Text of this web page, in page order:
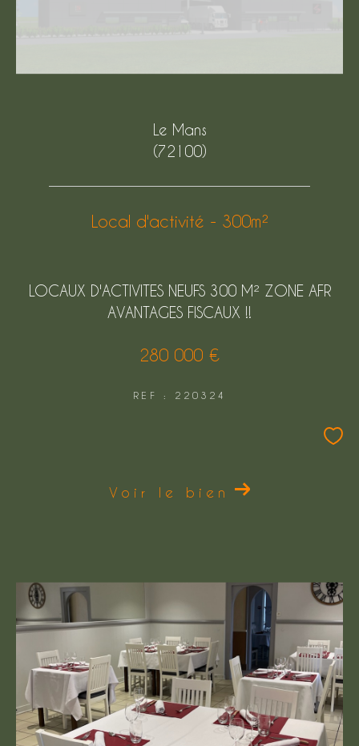
Le Mans
(72100)
Local d'activité - 300m²
LOCAUX D'ACTIVITES NEUFS 300 M² ZONE AFR
AVANTAGES FISCAUX !!
280 000 €
REF : 220324
Voir le bien